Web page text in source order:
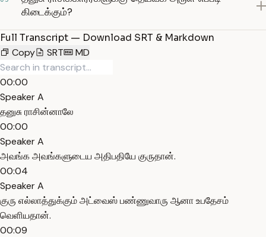
கிடைக்கும்?
Full Transcript — Download SRT & Markdown
Copy
SRT MD
00:00
Speaker A
தனுசு ராசின்னாலே
00:00
Speaker A
அவங்க அவங்களுடைய அதிபதியே குருதான்.
00:04
Speaker A
குரு எல்லாத்துக்கும் அட்வைஸ் பண்ணுவாரு ஆனா உபதேசம்
வெளியதான்.
00:09